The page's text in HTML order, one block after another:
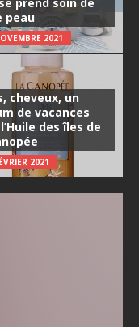
peau
2021
cheveux, un
de vacances
des îles de
2021